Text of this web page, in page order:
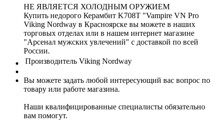
НЕ ЯВЛЯЕТСЯ ХОЛОДНЫМ ОРУЖИЕМ
Купить недорого Керамбит K708T "Vampire VN Pro
Viking Nordway в Красноярске вы можете в наших
торговых отделах или в нашем интернет магазине
"Арсенал мужских увлечений" с доставкой по всей
России.
Производитель Viking Nordway
Вы можете задать любой интересующий вас вопрос по
товару или работе магазина.
Наши квалифицированные специалисты обязательно
вам помогут.